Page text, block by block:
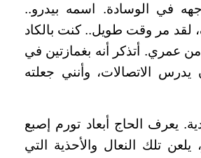
في الوسادة. اسمه بيدرو..
لقد مر وقت طويل.. كنت بالكاد
عمري. أتذكر أنه بغمازتين في
يدرس الاتصالات، وأنني جعلته
يعرف الحاج أبعاد تورم إصبع
يلعن تلك النعال والأحذية التي